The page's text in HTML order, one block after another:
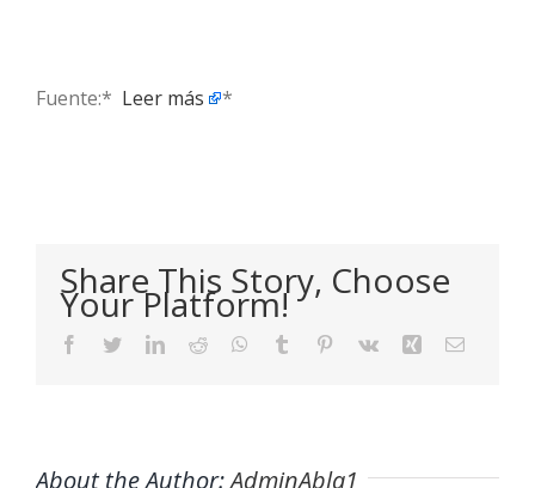
Fuente:* ​ Leer más *
Share This Story, Choose
Your Platform!
Facebook
TwitterLinkedIn
Reddit WhatsApp
Tumblr Pinterest
Vk Xing Email
About the Author:AdminAbla1